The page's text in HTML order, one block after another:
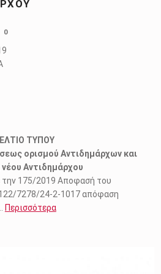
0
ΤΥΠΟΥ
ορισμού Αντιδημάρχων και
Αντιδημάρχου
175/2019 Αποφασή του
122/7278/24-2-1017 απόφαση
Περισσότερα